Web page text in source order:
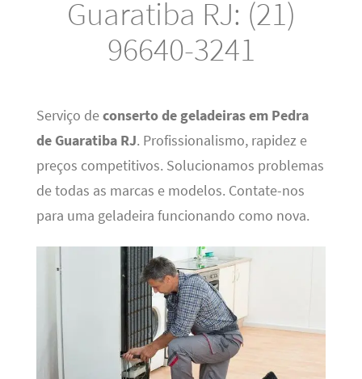
Guaratiba RJ: (21)
96640-3241
Serviço deconserto de geladeiras em Pedra
de Guaratiba RJ. Profissionalismo, rapidez e
preços competitivos. Solucionamos problemas
de todas as marcas e modelos. Contate-nos
para uma geladeira funcionando como nova.